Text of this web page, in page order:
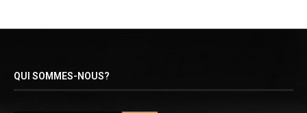
QUI SOMMES-NOUS?